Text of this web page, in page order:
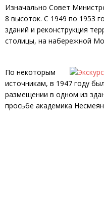
Изначально Совет
8 высоток. С 1949 по 1953
зданий и реконструкция
столицы, на набережной
По некоторым
источникам, в 1947 году
размещении в одном из
просьбе академика